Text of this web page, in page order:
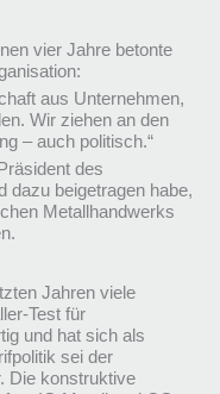
vier Jahre betonte
aus Unternehmen,
Wir ziehen an den
– auch politisch.“
des
dazu beigetragen habe,
Metallhandwerks
Jahren viele
Test für
und hat sich als
sei der
Die konstruktive